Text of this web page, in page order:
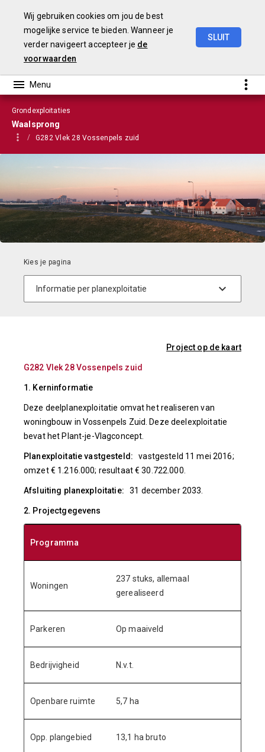
Wij gebruiken cookies om jou de best
mogelijke service te bieden. Wanneer je
verder navigeert accepteer je de
voorwaarden
SLUIT
Grondexploitaties
Waalsprong
G282 Vlek 28 Vossenpels zuid
Project op de kaart
G282 Vlek 28 Vossenpels zuid
1. Kerninformatie
Deze deelplanexploitatie omvat het realiseren van
woningbouw in Vossenpels Zuid. Deze deelexploitatie
bevat het Plant-je-Vlagconcept.
Planexploitatie vastgesteld:vastgesteld 11 mei 2016;
omzet € 1.216.000; resultaat € 30.722.000.
Afsluiting planexploitatie:31 december 2033.
2. Projectgegevens
Programma
Woningen
237 stuks, allemaal
gerealiseerd
Parkeren Op maaiveld
Bedrijvigheid N.v.t.
Openbare ruimte 5,7 ha
Opp. plangebied 13,1 ha bruto